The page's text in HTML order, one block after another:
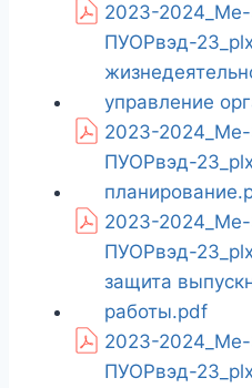
2023-
ПУОРвэд-
управление
2023-
ПУОРвэд-
2023-
ПУОРвэд-
защита
работы.pdf
2023-
ПУОРвэд-